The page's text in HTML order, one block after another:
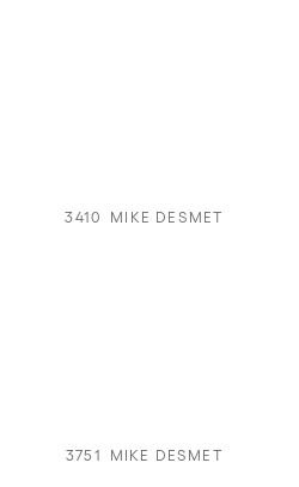
3410 MIKE DESMET
3751 MIKE DESMET